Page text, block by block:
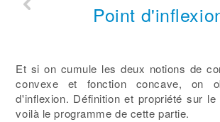
Point
Et si on cumule les deux notions de
convexe et fonction concave, on
d'inflexion. Définition et propriété sur le
voilà le programme de cette partie.